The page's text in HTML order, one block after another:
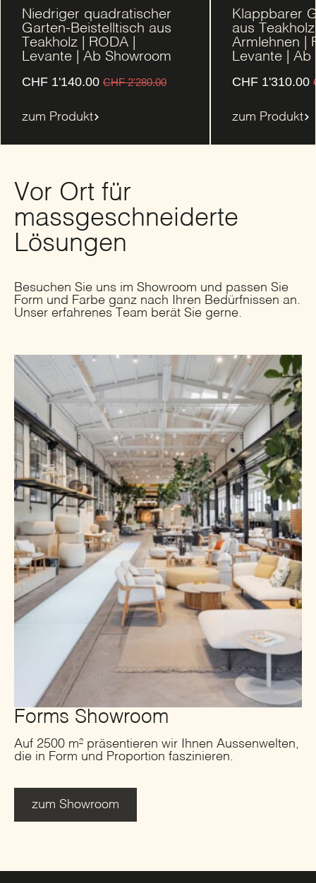
Niedriger quadratischer
Garten-Beistelltisch aus
Teakholz | RODA |
Levante | Ab Showroom
CHF 1'140.00 CHF2'280.00
zum Produkt
Klappbarer
aus
Armlehnen |
Levante | Ab
CHF 1'310.00
zum Produkt
Vor Ort für
massgeschneiderte
Lösungen
Besuchen Sie uns im Showroom und passen Sie
Form und Farbe ganz nach Ihren Bedürfnissen an.
Unser erfahrenes Team berät Sie gerne.
Forms Showroom
Auf 2500 m² präsentieren wir Ihnen Aussenwelten,
die in Form und Proportion faszinieren.
zum Showroom